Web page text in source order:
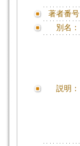
著者番号
別名：
説明：